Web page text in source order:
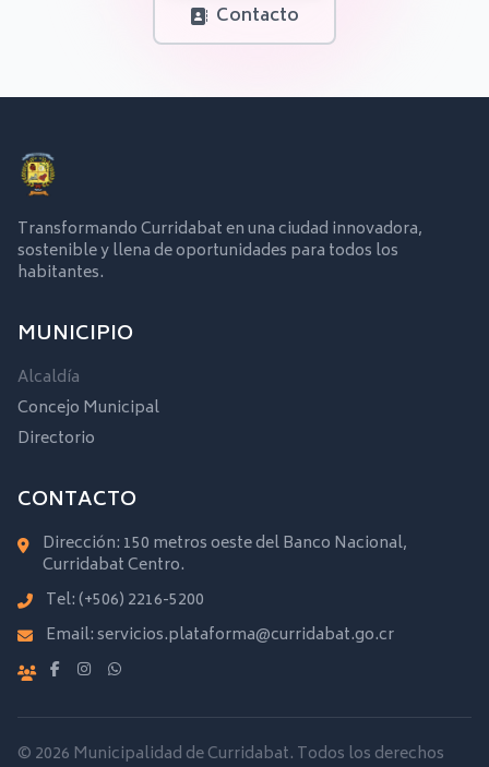
Contacto
Transformando Curridabat en una ciudad innovadora,
sostenible y llena de oportunidades para todos los
habitantes.
MUNICIPIO
Alcaldía
Concejo Municipal
Directorio
CONTACTO
Dirección: 150 metros oeste del Banco Nacional,
Curridabat Centro.
Tel:(+506) 2216-5200
Email:servicios.plataforma@curridabat.go.cr
© 2026 Municipalidad de Curridabat. Todos los derechos